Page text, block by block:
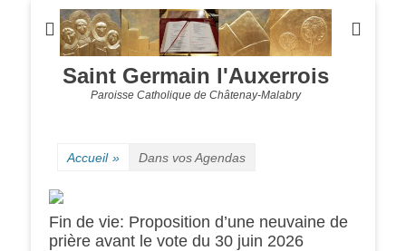
Saint Germain l'Auxerrois
Paroisse Catholique de Châtenay-Malabry
Accueil » Dans vos Agendas
Fin de vie: Proposition d’une neuvaine de
prière avant le vote du 30 juin 2026